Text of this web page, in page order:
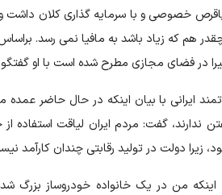
خصوصی و با سرمایه گذاری کلان
هم که زیاد باشد به مافیا نمی رسد.
در فضای مجازی مطرح شده است با او گفتگو
ایرانی با بیان اینکه در حال حاضر
ندارند، گفت: مردم ایران لیاقت
زیرا دولت در تولید رقابتی چندان کارآمد
اینکه من در یک خانواده خودروساز